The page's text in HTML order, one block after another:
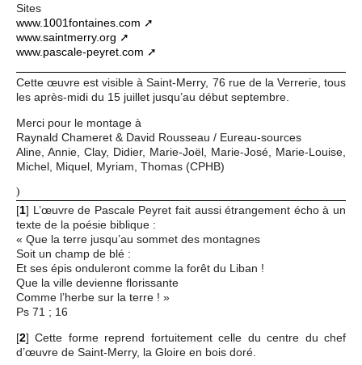
Sites
www.1001fontaines.com
www.saintmerry.org
www.pascale-peyret.com
Cette œuvre est visible à Saint-Merry, 76 rue de la Verrerie, tous
les après-midi du 15 juillet jusqu’au début septembre.
Merci pour le montage à
Raynald Chameret & David Rousseau / Eureau-sources
Aline, Annie, Clay, Didier, Marie-Joël, Marie-José, Marie-Louise,
Michel, Miquel, Myriam, Thomas (CPHB)
)
[1] L’œuvre de Pascale Peyret fait aussi étrangement écho à un
texte de la poésie biblique :
« Que la terre jusqu’au sommet des montagnes
Soit un champ de blé :
Et ses épis onduleront comme la forêt du Liban !
Que la ville devienne florissante
Comme l’herbe sur la terre ! »
Ps 71 ; 16
[2]Cette forme reprend fortuitement celle du centre du chef
d’œuvre de Saint-Merry, la Gloire en bois doré.